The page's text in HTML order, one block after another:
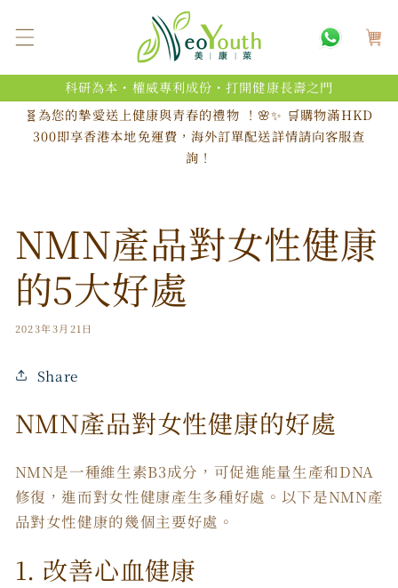
容
物
科研為本・權威專利成份・打開健康長壽之門
🧬為您的摯愛送上健康與青春的禮物 ！🌸✨ 🛒購物滿HKD
300即享香港本地免運費，海外訂單配送詳情請向客服查
詢！
NMN產品對女性健康
的5大好處
2023年3月21日
Share
NMN產品對女性健康的好處
NMN是一種維生素B3成分，可促進能量生產和DNA
修復，進而對女性健康產生多種好處。以下是NMN產
品對女性健康的幾個主要好處。
1. 改善心血健康